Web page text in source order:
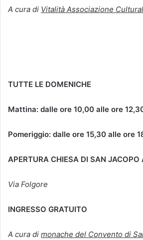
A cura di Vitalità Associazione
TUTTE LE DOMENICHE
Mattina: dalle ore 10,00 alle ore
Pomeriggio: dalle ore 15,30 alle ore
APERTURA CHIESA DI SAN JACOPO
Via Folgore
INGRESSO GRATUITO
A cura di monache del Convento di